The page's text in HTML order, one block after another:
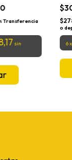
Transferencia
sin
o
6